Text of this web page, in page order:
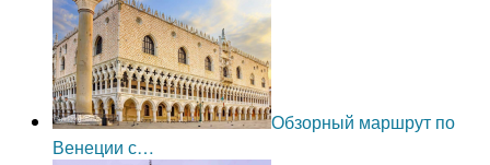
Обзорный маршрут по
Венеции с…